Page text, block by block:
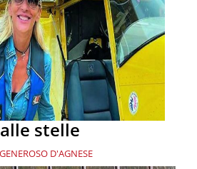
stelle
GENEROSO D'AGNESE